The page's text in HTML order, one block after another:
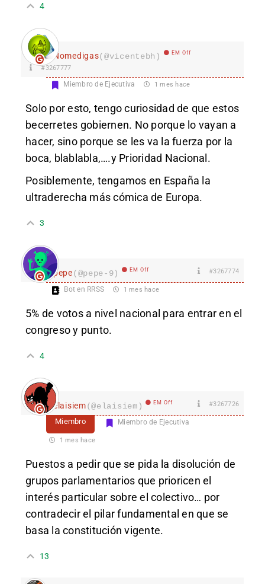
4
Nomedigas(@vicentebh) EM Off
#3267777
Miembro de Ejecutiva 1 mes hace
Solo por esto, tengo curiosidad de que estos
becerretes gobiernen. No porque lo vayan a
hacer, sino porque se les va la fuerza por la
boca, blablabla,….y Prioridad Nacional.
Posiblemente, tengamos en España la
ultraderecha más cómica de Europa.
3
pepe(@pepe-9) EM Off #3267774
Bot en RRSS 1 mes hace
5% de votos a nivel nacional para entrar en el
congreso y punto.
4
elaisiem(@elaisiem) EM Off #3267726
Miembro Miembro de Ejecutiva
1 mes hace
Puestos a pedir que se pida la disolución de
grupos parlamentarios que prioricen el
interés particular sobre el colectivo… por
contradecir el pilar fundamental en que se
basa la constitución vigente.
13